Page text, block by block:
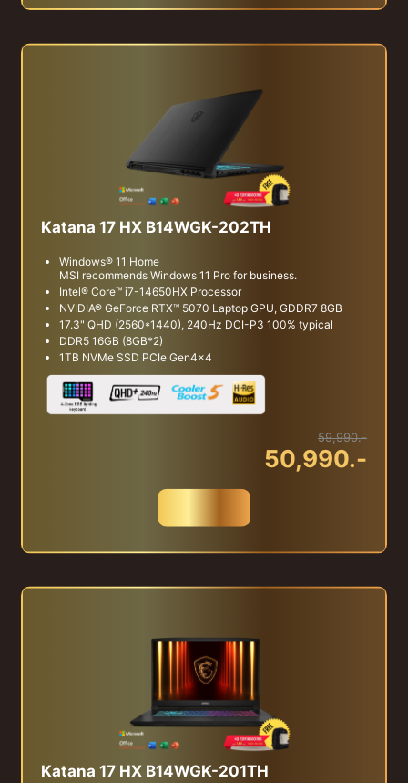
Katana 17 HX B14WGK-202TH
Windows® 11 Home
MSI recommends Windows 11 Pro for business.
Intel® Core™ i7-14650HX Processor
NVIDIA® GeForce RTX™ 5070 Laptop GPU, GDDR7 8GB
17.3" QHD (2560*1440), 240Hz DCI-P3 100% typical
DDR5 16GB (8GB*2)
1TB NVMe SSD PCIe Gen4x4
59,990.-
50,990.-
Katana 17 HX B14WGK-201TH